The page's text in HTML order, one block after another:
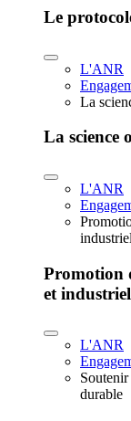
Le
L'ANR
La
La science
L'ANR
Promotion
et
L'ANR
durable